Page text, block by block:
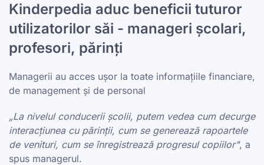
Kinderpedia aduc beneficii tuturor
utilizatorilor săi - manageri școlari,
profesori, părinți
Managerii au acces ușor la toate informațiile financiare,
de management și de personal
„La nivelul conducerii școlii, putem vedea cum decurge
interacțiunea cu părinții, cum se generează rapoartele
de venituri, cum se înregistrează progresul copiilor", a
spus managerul.